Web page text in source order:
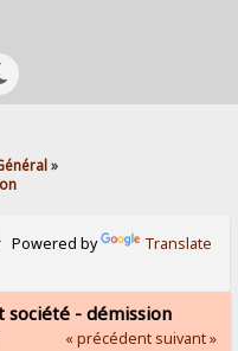
»
Powered by Translate
société - démission
« précédent suivant »